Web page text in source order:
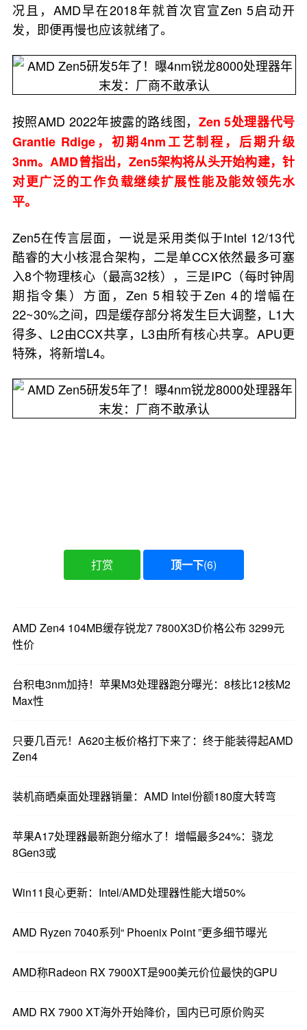
况且，AMD早在2018年就首次官宣Zen 5启动开
发，即便再慢也应该就绪了。
按照AMD 2022年披露的路线图， Zen 5处理器代号
Grantie Rdige，初期4nm工艺制程，后期升级
3nm。AMD曾指出，Zen5架构将从头开始构建，针
对更广泛的工作负载继续扩展性能及能效领先水
平。
Zen5在传言层面，一说是采用类似于Intel 12/13代
酷睿的大小核混合架构，二是单CCX依然最多可塞
入8个物理核心（最高32核），三是IPC（每时钟周
期指令集）方面，Zen 5相较于Zen 4的增幅在
22~30%之间，四是缓存部分将发生巨大调整，L1大
得多、L2由CCX共享，L3由所有核心共享。APU更
特殊，将新增L4。
打赏 顶一下(6)
AMD Zen4 104MB缓存锐龙7 7800X3D价格公布 3299元
性价
台积电3nm加持！苹果M3处理器跑分曝光：8核比12核M2
Max性
只要几百元！A620主板价格打下来了：终于能装得起AMD
Zen4
装机商晒桌面处理器销量：AMD Intel份额180度大转弯
苹果A17处理器最新跑分缩水了！增幅最多24%：骁龙
8Gen3或
Win11良心更新：Intel/AMD处理器性能大增50%
AMD Ryzen 7040系列“ Phoenix Point ”更多细节曝光
AMD称Radeon RX 7900XT是900美元价位最快的GPU
AMD RX 7900 XT海外开始降价，国内已可原价购买